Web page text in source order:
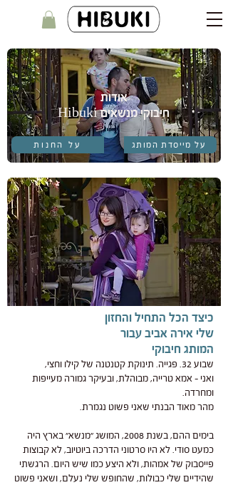
על החנות על מייסדת המותג
אודות
חיבוקי מנשאים Hibuki
כיצד הכל התחיל והחזון
שלי אירה אביב עבור
המותג חיבוקי
שבוע 32. פגייה. תינוקת קטנטנה של קילו וחצי,
ואני – אמא טרייה, מבוהלת, ובעיקר גמורה מעייפות
ומחרדה.
מהר מאוד הבנתי שאני פשוט נגמרת.
בימים ההם, בשנת 2008, המושג "מנשא" בארץ היה
כמעט סודי. לא היו סרטוני הדרכה ביוטיוב, לא קבוצות
פייסבוק של אמהות, ולא היצע כמו שיש היום. הרגשתי
שהידיים שלי כבולות, שהחופש שלי נעלם, ושאני פשוט